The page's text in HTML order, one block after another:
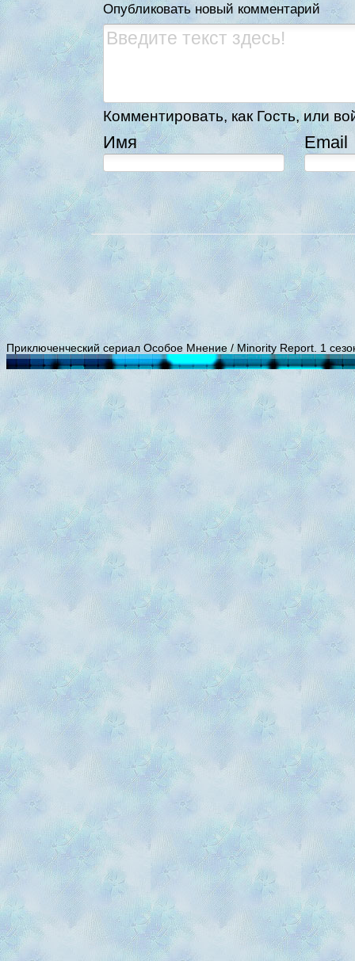
Опубликовать новый комментарий
Комментировать, как Гость, или
Имя Email
Приключенческий сериал Особое Мнение / Minority Report. 1